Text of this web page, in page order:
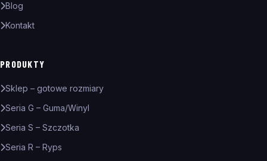
Blog
Kontakt
PRODUKTY
Sklep – gotowe rozmiary
Seria G – Guma/Winyl
Seria S – Szczotka
Seria R – Ryps